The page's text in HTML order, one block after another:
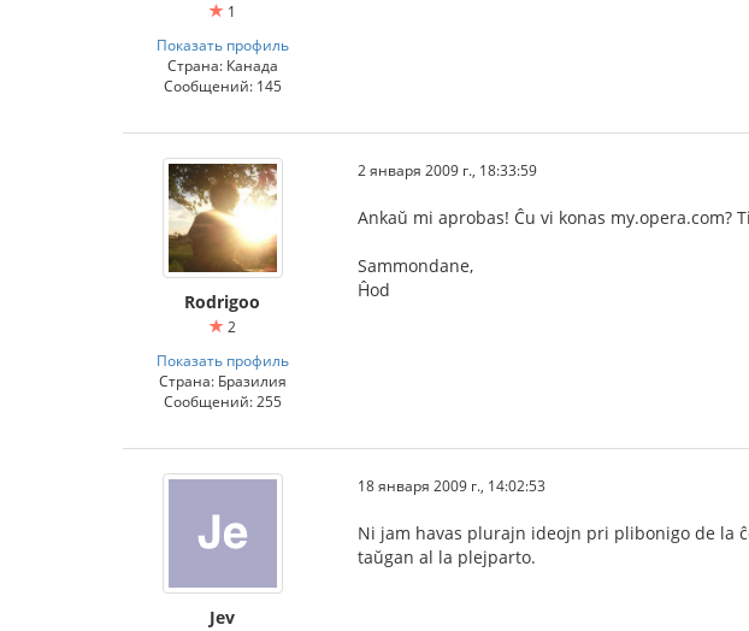
1
Показать профиль
Страна: Канада
Сообщений: 145
Rodrigoo
2
Показать профиль
Страна: Бразилия
Сообщений: 255
2 января 2009 г., 18:33:59
Ankaŭ mi aprobas! Ĉu vi konas
Sammondane,
Ĥod
Jev
18 января 2009 г., 14:02:53
Ni jam havas plurajn ideojn pri plibonigo de la
taŭgan al la plejparto.